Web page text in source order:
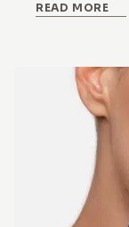
dlaczego 0.5
READ MORE